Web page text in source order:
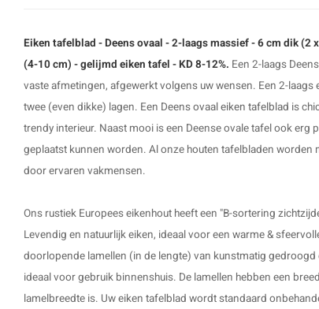
Eiken tafelblad - Deens ovaal - 2-laags massief - 6 cm dik
(4-10 cm) - gelijmd eiken tafel - KD 8-12%. Een 2-laags
vaste afmetingen, afgewerkt volgens uw wensen. Een 2-
twee (even dikke) lagen. Een Deens ovaal eiken tafelblad is
trendy interieur. Naast mooi is een Deense ovale tafel ook erg
geplaatst kunnen worden. Al onze houten tafelbladen
door ervaren vakmensen.
Ons rustiek Europees eikenhout heeft een "B-sortering
Levendig en natuurlijk eiken, ideaal voor een warme &
doorlopende lamellen (in de lengte) van kunstmatig
ideaal voor gebruik binnenshuis. De lamellen hebben een
lamelbreedte is. Uw eiken tafelblad wordt standaard